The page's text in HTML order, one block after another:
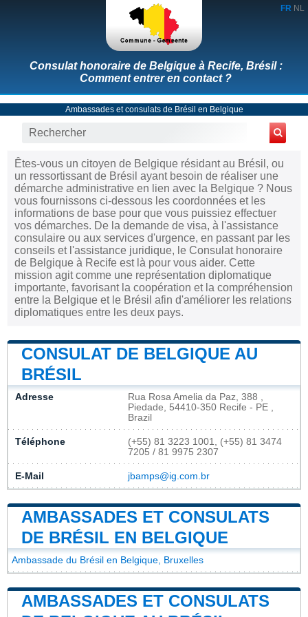
FR NL
Consulat honoraire de Belgique à Recife, Brésil :
Comment entrer en contact ?
Ambassades et consulats de Brésil en Belgique
Êtes-vous un citoyen de Belgique résidant au Brésil, ou
un ressortissant de Brésil ayant besoin de réaliser une
démarche administrative en lien avec la Belgique ? Nous
vous fournissons ci-dessous les coordonnées et les
informations de base pour que vous puissiez effectuer
vos démarches. De la demande de visa, à l'assistance
consulaire ou aux services d'urgence, en passant par les
conseils et l'assistance juridique, le Consulat honoraire
de Belgique à Recife est là pour vous aider. Cette
mission agit comme une représentation diplomatique
importante, favorisant la coopération et la compréhension
entre la Belgique et le Brésil afin d'améliorer les relations
diplomatiques entre les deux pays.
CONSULAT DE BELGIQUE AU
BRÉSIL
Adresse
Rua Rosa Amelia da Paz, 388 ,
Piedade, 54410-350 Recife - PE ,
Brazil
Téléphone
(+55) 81 3223 1001, (+55) 81 3474
7205 / 81 9975 2307
E-Mail jbamps@ig.com.br
AMBASSADES ET CONSULATS
DE BRÉSIL EN BELGIQUE
Ambassade du Brésil en Belgique, Bruxelles
AMBASSADES ET CONSULATS